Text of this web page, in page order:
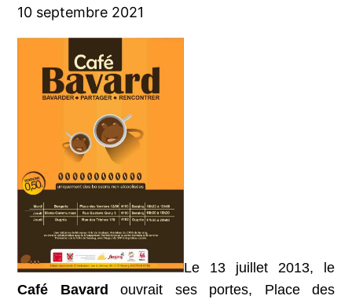
10 septembre 2021
Le 13 juillet 2013, le
Café Bavard
ouvrait ses portes, Place des